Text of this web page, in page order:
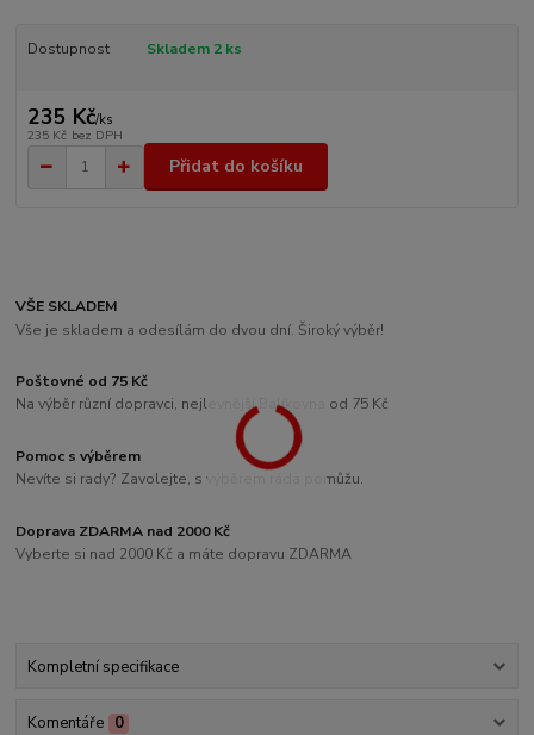
Dostupnost Skladem 2 ks
235 Kč/ks
235 Kč bez DPH
Přidat do košíku
VŠE SKLADEM
Vše je skladem a odesílám do dvou dní. Široký výběr!
Poštovné od 75 Kč
Na výběr různí dopravci, nejlevnější Balíkovna od 75 Kč
Pomoc s výběrem
Nevíte si rady? Zavolejte, s výběrem ráda pomůžu.
Doprava ZDARMA nad 2000 Kč
Vyberte si nad 2000 Kč a máte dopravu ZDARMA
Kompletní specifikace
Komentáře 0